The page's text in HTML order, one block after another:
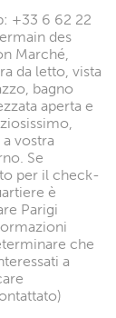
+33 6 62 22
des
Marché,
da letto, vista
bagno
aperta e
vostra
Se
per il check-
è
Parigi
che
a